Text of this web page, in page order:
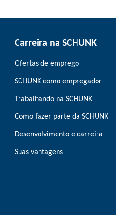
Carreira na SCHUNK
Ofertas de emprego
SCHUNK como empregador
Trabalhando na SCHUNK
Como fazer parte da SCHUNK
Desenvolvimento e carreira
Suas vantagens